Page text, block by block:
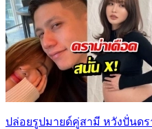
ปล่อยรูปมายด์คู่สามี หวังปั่นดร